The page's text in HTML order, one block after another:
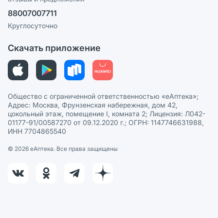
Ваши товары на ЕАПТЕКЕ
Пользовательское соглашение
Политика рекомендаций
Этика и соответствие
Политика в отношении обработки персональных данных
88007007711
Круглосуточно
Скачать приложение
Общество с ограниченной ответственностью «еАптека»;
Адрес: Москва, Фрунзенская набережная, дом 42,
цокольный этаж, помещение I, комната 2; Лицензия: Л042-
01177-91/00587270 от 09.12.2020 г.; ОГРН: 1147746631988,
ИНН 7704865540
© 2026 eАптека. Все права защищены